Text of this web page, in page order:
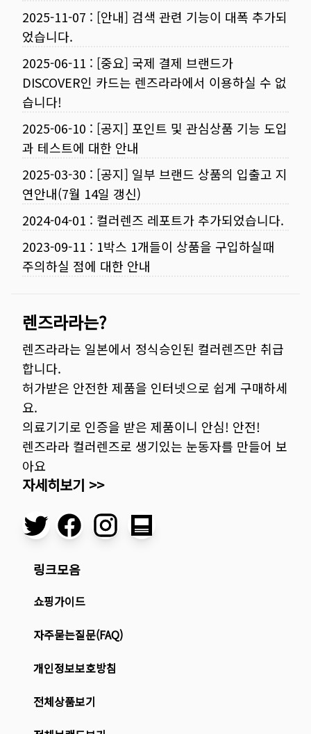
2025-11-07 : [안내] 검색 관련 기능이 대폭 추가되
었습니다.
2025-06-11 : [중요] 국제 결제 브랜드가
DISCOVER인 카드는 렌즈라라에서 이용하실 수 없
습니다!
2025-06-10 : [공지] 포인트 및 관심상품 기능 도입
과 테스트에 대한 안내
2025-03-30 : [공지] 일부 브랜드 상품의 입출고 지
연안내(7월 14일 갱신)
2024-04-01 : 컬러렌즈 레포트가 추가되었습니다.
2023-09-11 : 1박스 1개들이 상품을 구입하실때
주의하실 점에 대한 안내
렌즈라라는?
렌즈라라는 일본에서 정식승인된 컬러렌즈만 취급
합니다.
허가받은 안전한 제품을 인터넷으로 쉽게 구매하세
요.
의료기기로 인증을 받은 제품이니 안심! 안전!
렌즈라라 컬러렌즈로 생기있는 눈동자를 만들어 보
아요
자세히보기 >>
링크모음
쇼핑가이드
자주묻는질문(FAQ)
개인정보보호방침
전체상품보기